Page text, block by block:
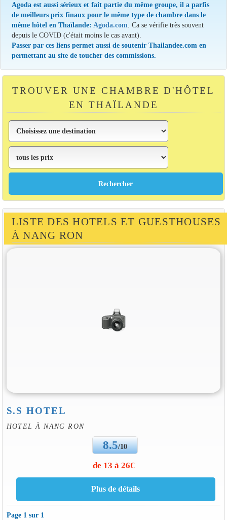
Agoda est aussi sérieux et fait partie du même groupe, il a parfis
de meilleurs prix finaux pour le même type de chambre dans le
même hôtel en Thaïlande:Agoda.com. Ca se vérifie très souvent
depuis le COVID (c'était moins le cas avant).
Passer par ces liens permet aussi de soutenir Thailandee.com en
permettant au site de toucher des commissions.
TROUVER UNE CHAMBRE D'HÔTEL
EN THAÏLANDE
LISTE DES HOTELS ET GUESTHOUSES
À NANG RON
S.S HOTEL
HOTEL À NANG RON
8.5/10
de 13 à 26€
Page 1 sur 1